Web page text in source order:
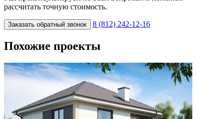
рассчитать точную стоимость.
Заказать обратный звонок 8 (812) 242-12-16
Похожие проекты